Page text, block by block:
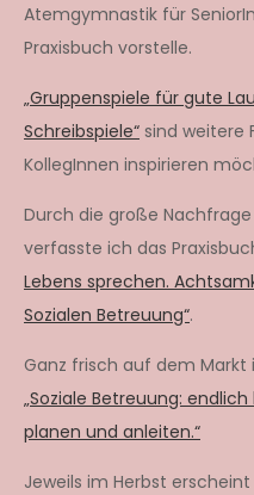
Atemgymnastik für
Praxisbuch vorstelle.
„Gruppenspiele für gute
Schreibspiele“ sind weitere
KollegInnen inspirieren
Durch die große
verfasste ich das
Lebens sprechen.
Sozialen Betreuung“.
Ganz frisch auf dem Markt
„Soziale Betreuung:
planen und anleiten.“
Jeweils im Herbst